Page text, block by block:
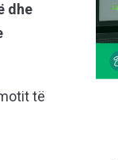
dhe
të